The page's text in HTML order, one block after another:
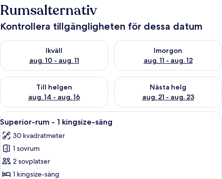
Rumsalternativ
Kontrollera tillgängligheten för dessa datum
Ikväll
aug. 10 - aug. 11
Kontrollera tillgängligheten för ikväll aug. 10 - aug. 11
Imorgon
aug. 11 - aug. 12
Kontrollera tillgängligheten
Till helgen
aug. 14 - aug. 16
Kontrollera tillgängligheten för den här helgen aug. 14 - aug.
Nästa helg
aug. 21 - aug. 23
Kontrollera tillgängligheten
Öppna
alla
foton
för
Superior-
rum
Ett hotellrum med en stor säng, två
6
Superior-rum - 1 kingsize-säng
30 kvadratmeter
1 sovrum
2 sovplatser
1 kingsize-säng